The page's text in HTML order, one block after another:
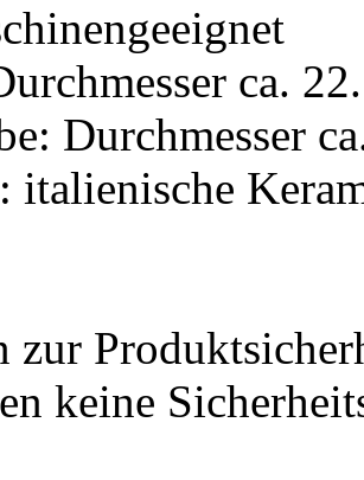
ca.
Durchmesser
italienische
zur
keine